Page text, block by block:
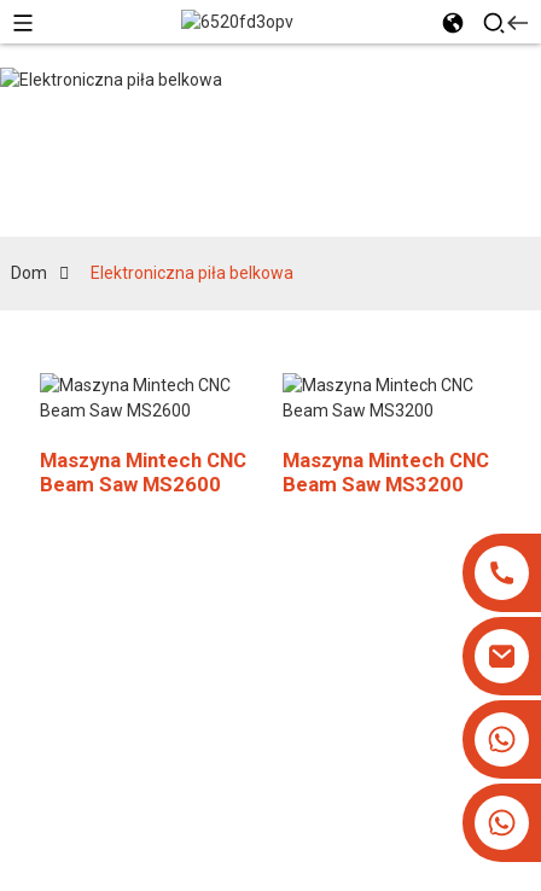
Dom Elektroniczna piła belkowa
Maszyna Mintech CNC
Beam Saw MS2600
Maszyna Mintech CNC
Beam Saw MS3200